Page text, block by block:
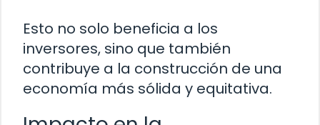
Esto no solo beneficia a los
inversores, sino que también
contribuye a la construcción de una
economía más sólida y equitativa.